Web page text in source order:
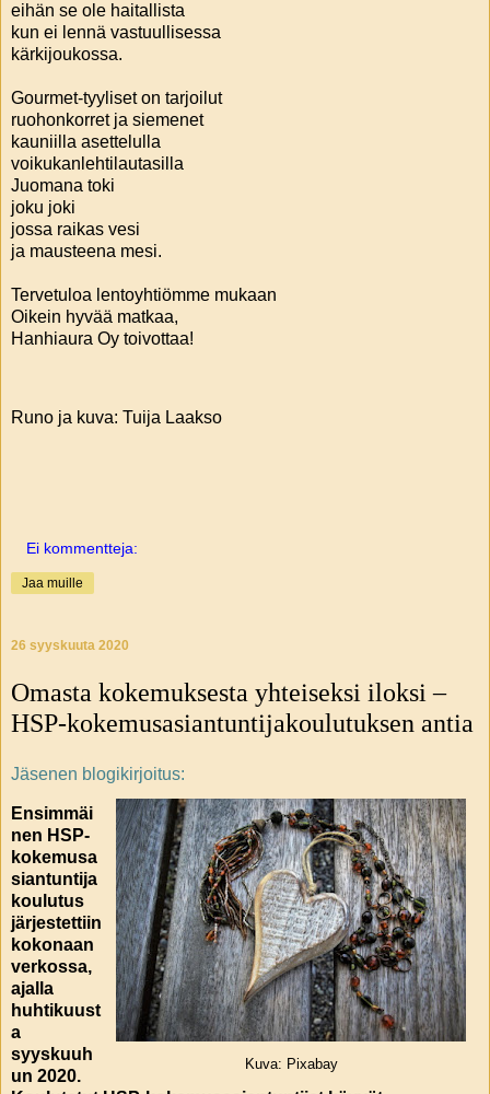
eihän se ole haitallista
kun ei lennä vastuullisessa
kärkijoukossa.
Gourmet-tyyliset on tarjoilut
ruohonkorret ja siemenet
kauniilla asettelulla
voikukanlehtilautasilla
Juomana toki
joku joki
jossa raikas vesi
ja mausteena mesi.
Tervetuloa lentoyhtiömme mukaan
Oikein hyvää matkaa,
Hanhiaura Oy toivottaa!
Runo ja kuva: Tuija Laakso
Ei kommentteja:
Jaa muille
26 syyskuuta 2020
Omasta kokemuksesta yhteiseksi iloksi –
HSP-kokemusasiantuntijakoulutuksen antia
Jäsenen blogikirjoitus:
Kuva: Pixabay
Ensimmäi
nen HSP-
kokemusa
siantuntija
koulutus
järjestettiin
kokonaan
verkossa,
ajalla
huhtikuust
a
syyskuuh
un 2020.